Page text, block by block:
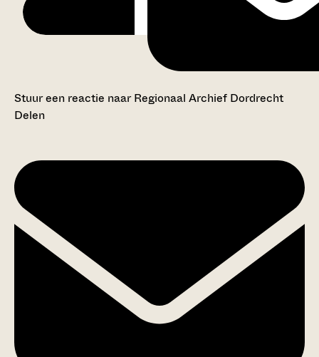
Stuur een reactie naar Regionaal Archief Dordrecht
Delen